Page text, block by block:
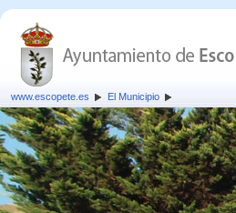
www.escopete.es El Municipio